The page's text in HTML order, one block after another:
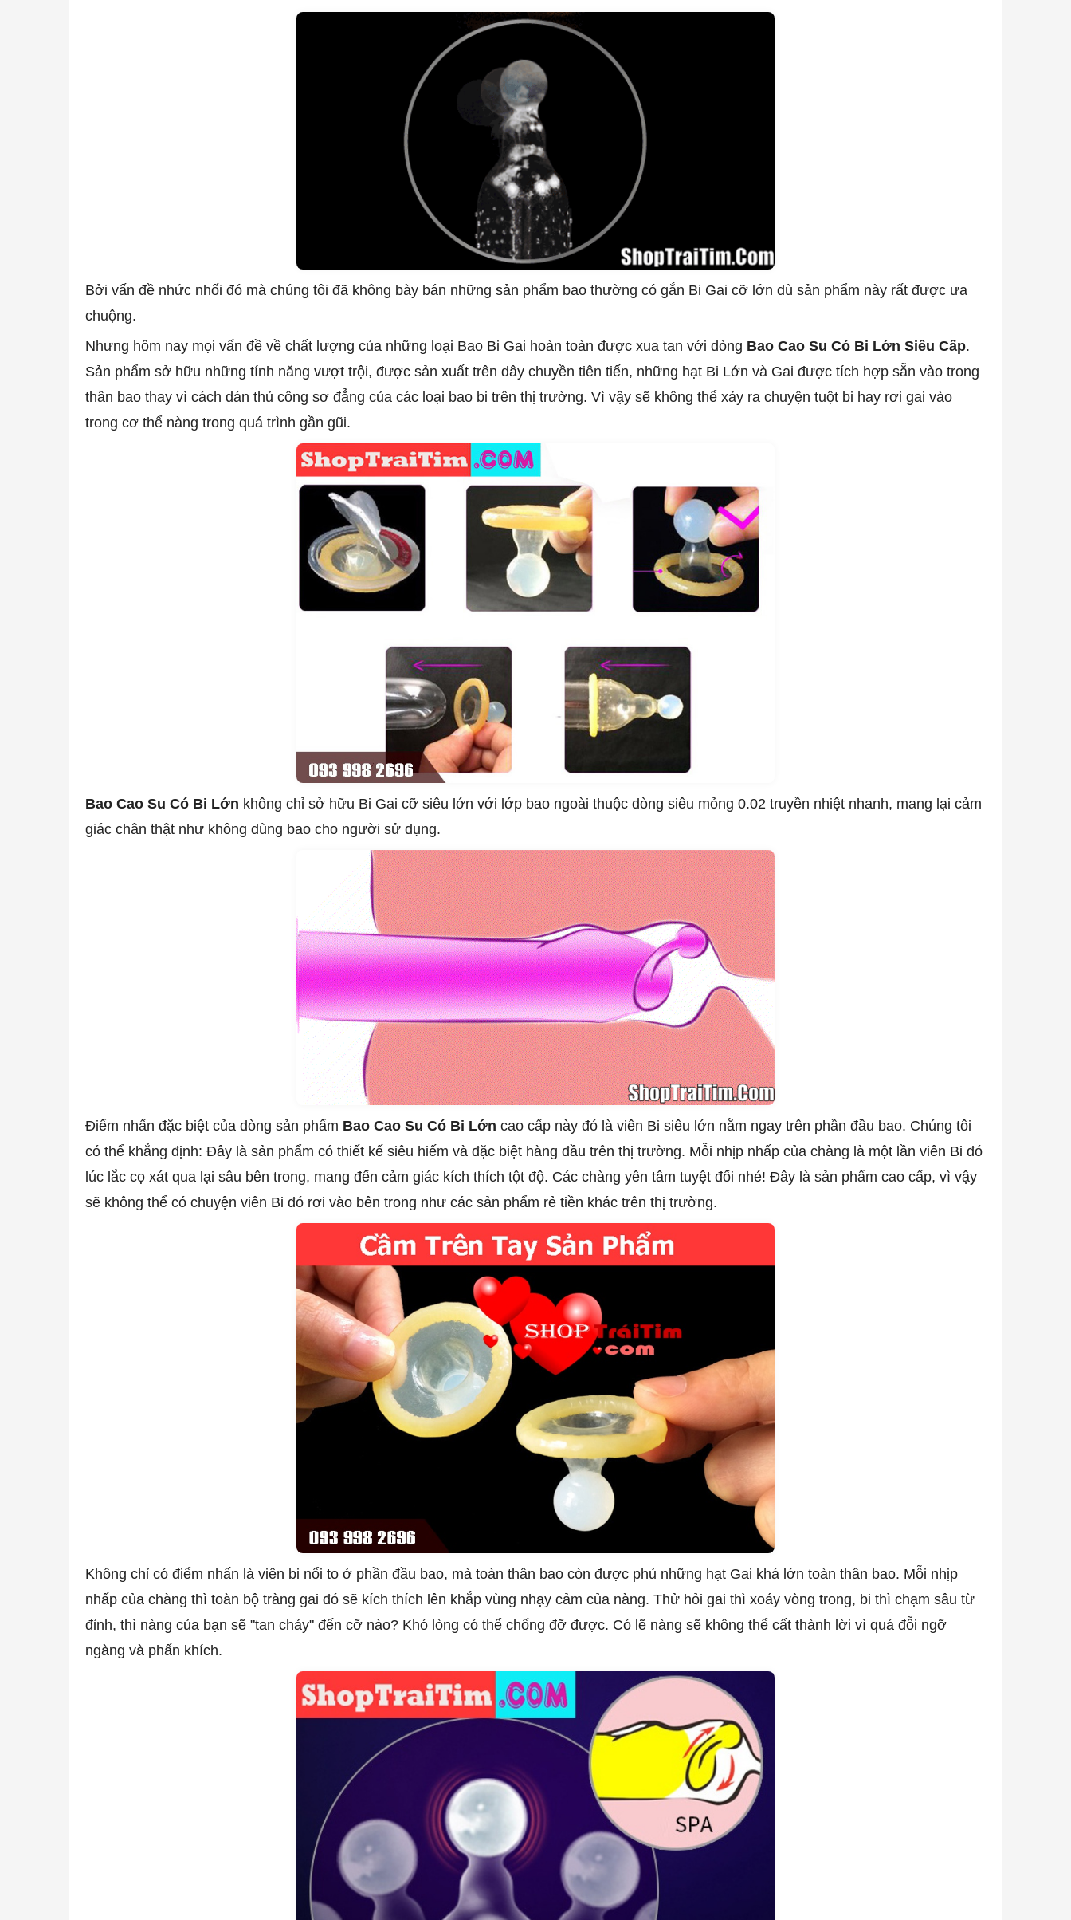
Bởi vấn đề nhức nhối đó mà chúng tôi đã không bày bán những sản phẩm bao thường có gắn Bi Gai cỡ lớn dù sản phẩm này rất được ưa
chuộng.
Nhưng hôm nay mọi vấn đề về chất lượng của những loại Bao Bi Gai hoàn toàn được xua tan với dòng Bao Cao Su Có Bi Lớn Siêu Cấp.
Sản phẩm sở hữu những tính năng vượt trội, được sản xuất trên dây chuyền tiên tiến, những hạt Bi Lớn và Gai được tích hợp sẵn vào trong
thân bao thay vì cách dán thủ công sơ đẳng của các loại bao bi trên thị trường. Vì vậy sẽ không thể xảy ra chuyện tuột bi hay rơi gai vào
trong cơ thể nàng trong quá trình gần gũi.
Bao Cao Su Có Bi Lớn không chỉ sở hữu Bi Gai cỡ siêu lớn với lớp bao ngoài thuộc dòng siêu mỏng 0.02 truyền nhiệt nhanh, mang lại cảm
giác chân thật như không dùng bao cho người sử dụng.
Điểm nhấn đặc biệt của dòng sản phẩm Bao Cao Su Có Bi Lớn cao cấp này đó là viên Bi siêu lớn nằm ngay trên phần đầu bao. Chúng tôi
có thể khẳng định: Đây là sản phẩm có thiết kế siêu hiếm và đặc biệt hàng đầu trên thị trường. Mỗi nhịp nhấp của chàng là một lần viên Bi đó
lúc lắc cọ xát qua lại sâu bên trong, mang đến cảm giác kích thích tột độ. Các chàng yên tâm tuyệt đối nhé! Đây là sản phẩm cao cấp, vì vậy
sẽ không thể có chuyện viên Bi đó rơi vào bên trong như các sản phẩm rẻ tiền khác trên thị trường.
Không chỉ có điểm nhấn là viên bi nổi to ở phần đầu bao, mà toàn thân bao còn được phủ những hạt Gai khá lớn toàn thân bao. Mỗi nhịp
nhấp của chàng thì toàn bộ tràng gai đó sẽ kích thích lên khắp vùng nhạy cảm của nàng. Thử hỏi gai thì xoáy vòng trong, bi thì chạm sâu từ
đỉnh, thì nàng của bạn sẽ "tan chảy" đến cỡ nào? Khó lòng có thể chống đỡ được. Có lẽ nàng sẽ không thể cất thành lời vì quá đỗi ngỡ
ngàng và phấn khích.